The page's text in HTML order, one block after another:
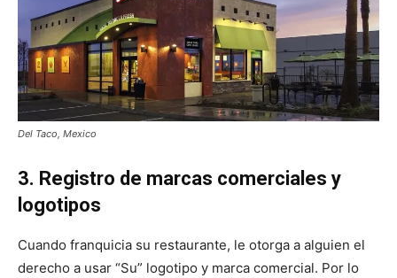
Del Taco, Mexico
3. Registro de marcas comerciales y
logotipos
Cuando franquicia su restaurante, le otorga a alguien el
derecho a usar “Su” logotipo y marca comercial. Por lo